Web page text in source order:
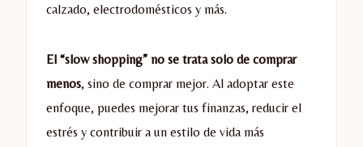
calzado, electrodomésticos y más.
El “slow shopping” no se trata solo de comprar
menos, sino de comprar mejor. Al adoptar este
enfoque, puedes mejorar tus finanzas, reducir el
estrés y contribuir a un estilo de vida más